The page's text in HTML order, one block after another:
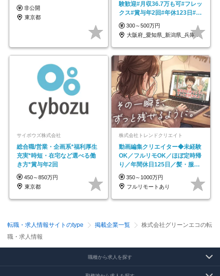
非公開
東京都
験歓迎#月収36.7万も可#フレッ
クス#賞与年2回#年休123日#完
全週休2日制
300～500万円
大阪府_愛知県_新潟県_兵庫県_福岡県
サイボウズ株式会社
総合職/営業・企画系*福利厚生
充実*時短・在宅など選べる働
き方*賞与年2回
450～850万円
東京都
株式会社トレンドクリエイト
動画編集クリエイター◆未経験
OK／フルリモOK／ほぼ定時帰
り／年間休日125日／髪・服・
ネイル自由／副業OK
350～1000万円
フルリモートあり
転職・求人情報サイトのtype 掲載企業一覧
株式会社グリーンエコの転
職・求人情報
職種から求人を探す